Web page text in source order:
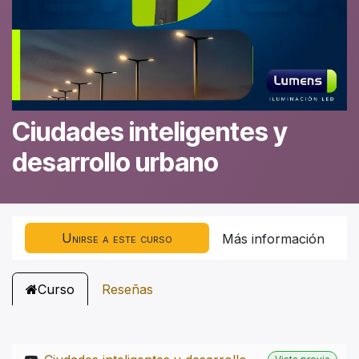
Ciudades inteligentes y
desarrollo urbano
Unirse a este curso Más información
Curso Reseñas